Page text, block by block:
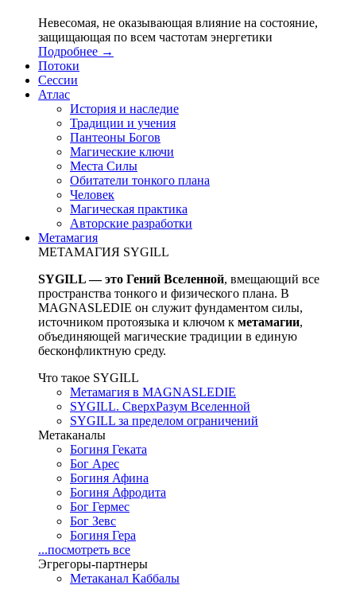
Невесомая, не оказывающая влияние на состояние,
защищающая по всем частотам энергетики
Подробнее →
Потоки
Сессии
Атлас
История и наследие
Традиции и учения
Пантеоны Богов
Магические ключи
Места Силы
Обитатели тонкого плана
Человек
Магическая практика
Авторские разработки
Метамагия
МЕТАМАГИЯ SYGILL
SYGILL — это Гений Вселенной, вмещающий все
пространства тонкого и физического плана. В
MAGNASLEDIE он служит фундаментом силы,
источником протоязыка и ключом к метамагии,
объединяющей магические традиции в единую
бесконфликтную среду.
Что такое SYGILL
Метамагия в MAGNASLEDIE
SYGILL. СверхРазум Вселенной
SYGILL за пределом ограничений
Метаканалы
Богиня Геката
Бог Арес
Богиня Афина
Богиня Афродита
Бог Гермес
Бог Зевс
Богиня Гера
...посмотреть все
Эгрегоры-партнеры
Метаканал Каббалы